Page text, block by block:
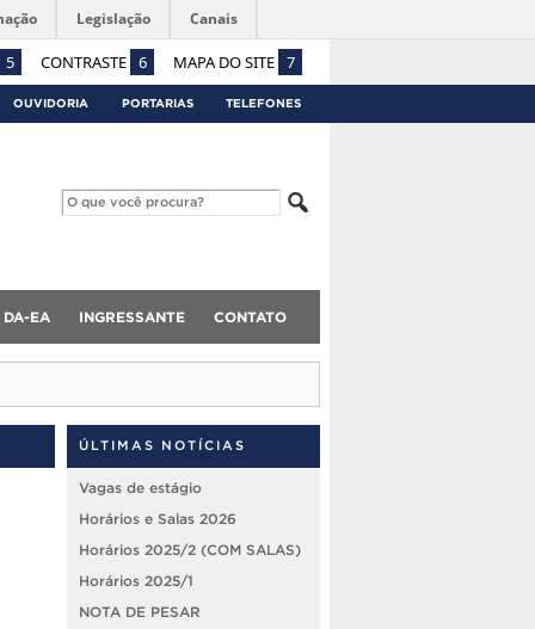
5 CONTRASTE 6 MAPA DO SITE 7
Legislação Canais
OUVIDORIA PORTARIAS TELEFONES
DA-EA INGRESSANTE CONTATO
ÚLTIMAS NOTÍCIAS
Vagas de estágio
Horários e Salas 2026
Horários 2025/2 (COM SALAS)
Horários 2025/1
NOTA DE PESAR